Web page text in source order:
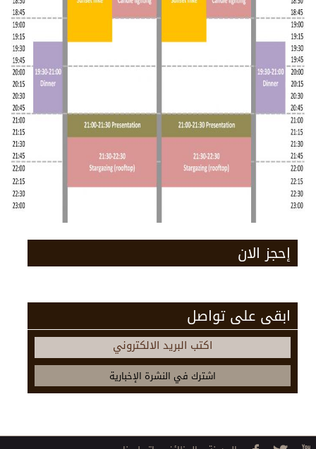
إحجز الان
ابقى على تواصل
اكتب البريد الالكتروني